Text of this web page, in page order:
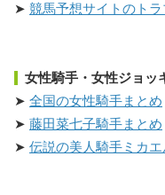
競馬予想サイトのト
女性騎手・女性ジョッ
全国の女性騎手まとめ
藤田菜七子騎手まとめ
伝説の美人騎手ミカ